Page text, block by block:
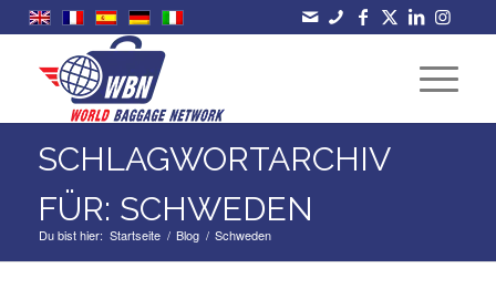
SCHLAGWORTARCHIV
FÜR: SCHWEDEN
Du bist hier: Startseite / Blog / Schweden